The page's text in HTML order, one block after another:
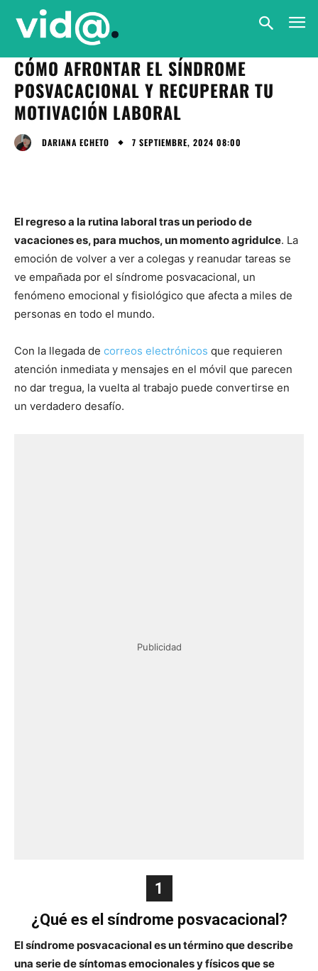
CÓMO AFRONTAR EL SÍNDROME
POSVACACIONAL Y RECUPERAR TU
MOTIVACIÓN LABORAL
DARIANA ECHETO 7 SEPTIEMBRE, 2024 08:00
El regreso a la rutina laboral tras un periodo de
vacaciones es, para muchos, un momento agridulce. La
emoción de volver a ver a colegas y reanudar tareas se
ve empañada por el síndrome posvacacional, un
fenómeno emocional y fisiológico que afecta a miles de
personas en todo el mundo.
Con la llegada de correos electrónicos que requieren
atención inmediata y mensajes en el móvil que parecen
no dar tregua, la vuelta al trabajo puede convertirse en
un verdadero desafío.
Publicidad
1
¿Qué es el síndrome posvacacional?
El síndrome posvacacional es un término que describe
una serie de síntomas emocionales y físicos que se